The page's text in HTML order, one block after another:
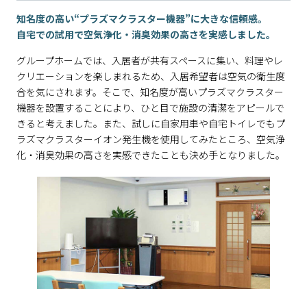
知名度の高い“プラズマクラスター機器”に大きな信頼感。
自宅での試用で空気浄化・消臭効果の高さを実感しました。
グループホームでは、入居者が共有スペースに集い、料理やレ
クリエーションを楽しまれるため、入居希望者は空気の衛生度
合を気にされます。そこで、知名度が高いプラズマクラスター
機器を設置することにより、ひと目で施設の清潔をアピールで
きると考えました。また、試しに自家用車や自宅トイレでもプ
ラズマクラスターイオン発生機を使用してみたところ、空気浄
化・消臭効果の高さを実感できたことも決め手となりました。